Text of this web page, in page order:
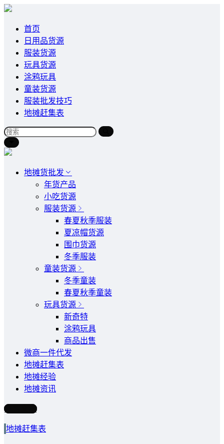
首页
日用品货源
服装货源
玩具货源
涂鸦玩具
童装货源
服装批发技巧
地摊赶集表
地摊货批发
年货产品
小吃货源
服装货源
春夏秋季服装
夏凉帽货源
围巾货源
冬季服装
童装货源
冬季童装
春夏秋季童装
玩具货源
新奇特
涂鸦玩具
商品出售
微商一件代发
地摊赶集表
地摊经验
地摊资讯
写文章
地摊赶集表